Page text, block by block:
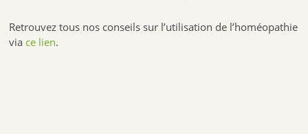
Retrouvez tous nos conseils sur l’utilisation de l’homéopathie
via ce lien.